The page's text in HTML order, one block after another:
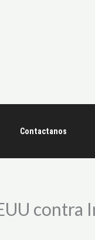
Contactanos
contra